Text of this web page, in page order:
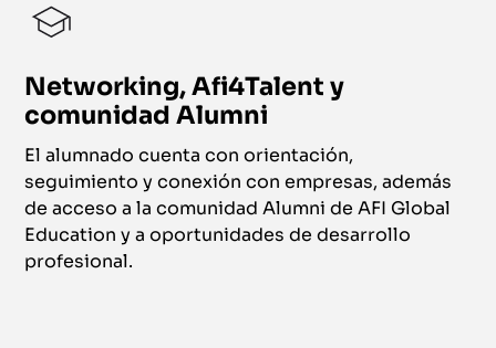
Networking, Afi4Talent y
comunidad Alumni
El alumnado cuenta con orientación,
seguimiento y conexión con empresas, además
de acceso a la comunidad Alumni de AFI Global
Education y a oportunidades de desarrollo
profesional.